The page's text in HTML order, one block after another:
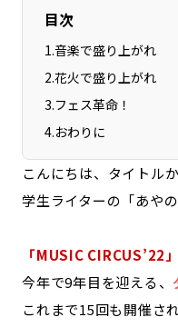
奈良エリア
鳥取エリア
岡山エリア
山口エリア
香川エリア
高知エリア
沖縄エリア
目次
1.音楽で盛り上がれ
2.花火で盛り上がれ
3.フェス革命！
4.おわりに
こんにちは、タイトル
学生ライターの「あや
「MUSIC CIRCUS’22」
今年で9年目を迎える、
これまで15回も開催さ